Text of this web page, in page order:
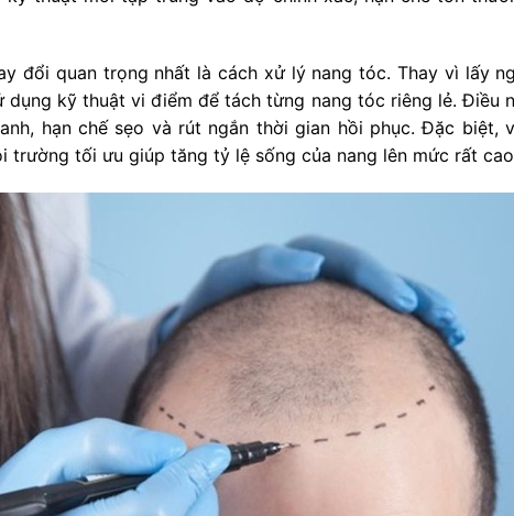
đổi quan trọng nhất là cách xử lý nang tóc. Thay vì lấy
dụng kỹ thuật vi điểm để tách từng nang tóc riêng lẻ. Điều
hạn chế sẹo và rút ngắn thời gian hồi phục. Đặc biệt,
trường tối ưu giúp tăng tỷ lệ sống của nang lên mức rất